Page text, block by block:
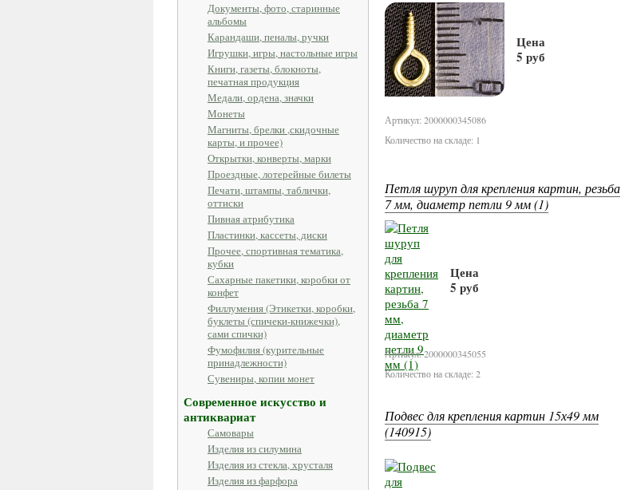
Документы, фото, старинные
альбомы
Карандаши, пеналы, ручки
Игрушки, игры, настольные игры
Книги, газеты, блокноты,
печатная продукция
Медали, ордена, значки
Монеты
Магниты, брелки ,скидочные
карты, и прочее)
Открытки, конверты, марки
Проездные, лотерейные билеты
Печати, штампы, таблички,
оттиски
Пивная атрибутика
Пластинки, кассеты, диски
Прочее, спортивная тематика,
кубки
Сахарные пакетики, коробки от
конфет
Филлумения (Этикетки, коробки,
буклеты (спичеки-книжечки),
сами спички)
Фумофилия (курительные
принадлежности)
Сувениры, копии монет
Современное искусство и
антиквариат
Самовары
Изделия из силумина
Изделия из стекла, хрусталя
Изделия из фарфора
Цена
5 руб
Артикул: 2000000345086
Количество на складе: 1
Петля шуруп для крепления картин, резьба
7 мм, диаметр петли 9 мм (1)
Цена
5 руб
Артикул: 2000000345055
Количество на складе: 2
Подвес для крепления картин 15х49 мм
(140915)